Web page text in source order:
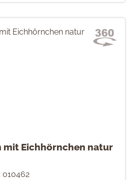
mit Eichhörnchen natur
010462